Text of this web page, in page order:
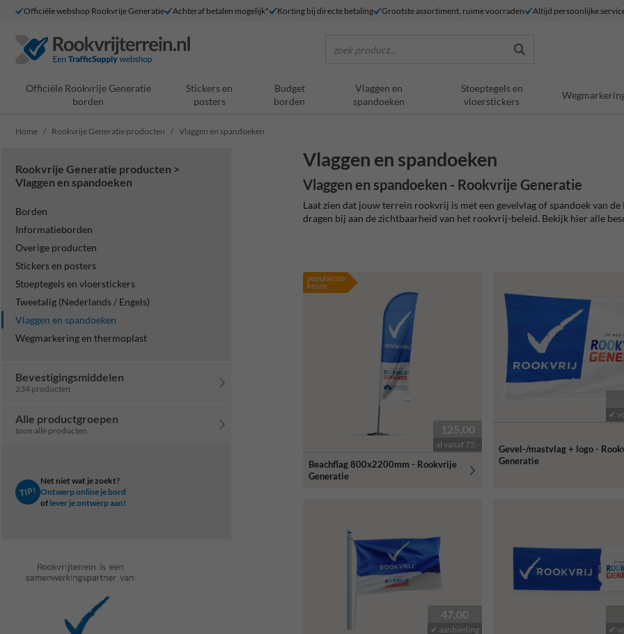
Officiële webshop Rookvrije Generatie Achteraf betalen mogelijk* Korting bij directe betaling Grootste assortiment, ruime voorraden Altijd persoonlijke
zoek product...
Officiële Rookvrije Generatie
borden
Stickers en
posters
Budget
borden
Vlaggen en
spandoeken
Stoeptegels en
vloerstickers
Home Rookvrije Generatie producten Vlaggen en spandoeken
Rookvrije Generatie producten >
Vlaggen en spandoeken
Borden
Informatieborden
Overige producten
Stickers en posters
Stoeptegels en vloerstickers
Tweetalig (Nederlands / Engels)
Vlaggen en spandoeken
Wegmarkering en thermoplast
Bevestigingsmiddelen
234 producten
Alle productgroepen
toon alle producten
TIP!
Net niet wat je zoekt?
Ontwerp online je bord
of lever je ontwerp aan!
Vlaggen en spandoeken
Vlaggen en spandoeken - Rookvrije Generatie
Laat zien dat jouw terrein rookvrij is met een gevelvlag of spandoek van
dragen bij aan de zichtbaarheid van het rookvrij-beleid. Bekijk hier alle
populairste
keuze
125,00
al vanaf 75,-
Beachflag 800x2200mm - Rookvrije
Generatie
✔
Gevel-/mastvlag + logo -
Generatie
47,00
✔ aanbieding ✔